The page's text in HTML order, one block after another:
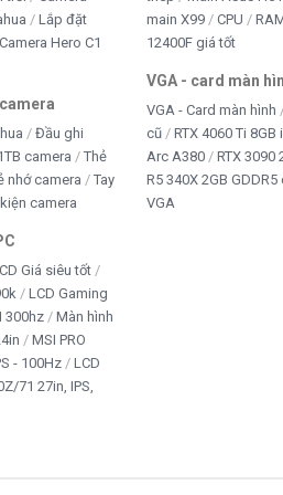
cho phép người dùng chỉ cần
Phím Chuột Sorex KM3000 là
thấp.
Thường Gặp
Sorex KM3000 có phải
Sorex KM3000 là bàn phím giả
bị hệ thống đèn LED Rainbow
Lắp đặt
Camera Hero C1
Đầu ghi
camera
Thẻ
nhớ camera
Tay
camera
Giá siêu tốt
LCD Gaming
300hz
Màn hình
MSI PRO
- 100Hz
LCD
71 27in, IPS,
main X99
CPU
12400F giá tốt
VGA - card màn
VGA - Card màn hình
cũ
RTX 4060 Ti 8GB
Arc A380
RTX 3090
R5 340X 2GB GDDR5
VGA